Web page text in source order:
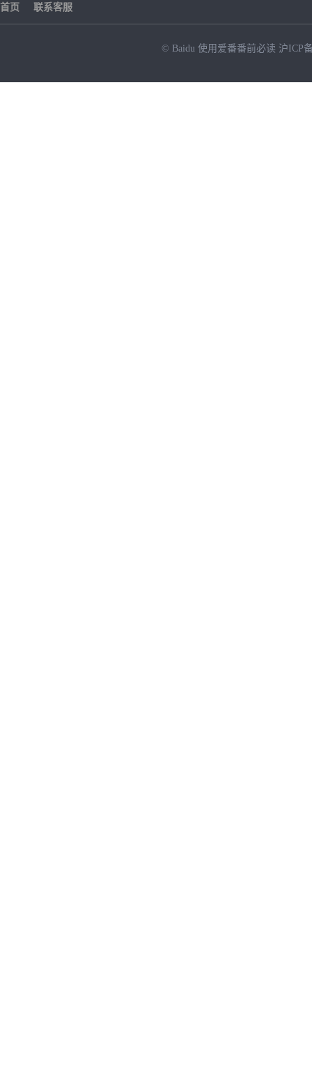
首页 联系客服
© Baidu 使用爱番番前必读 沪ICP